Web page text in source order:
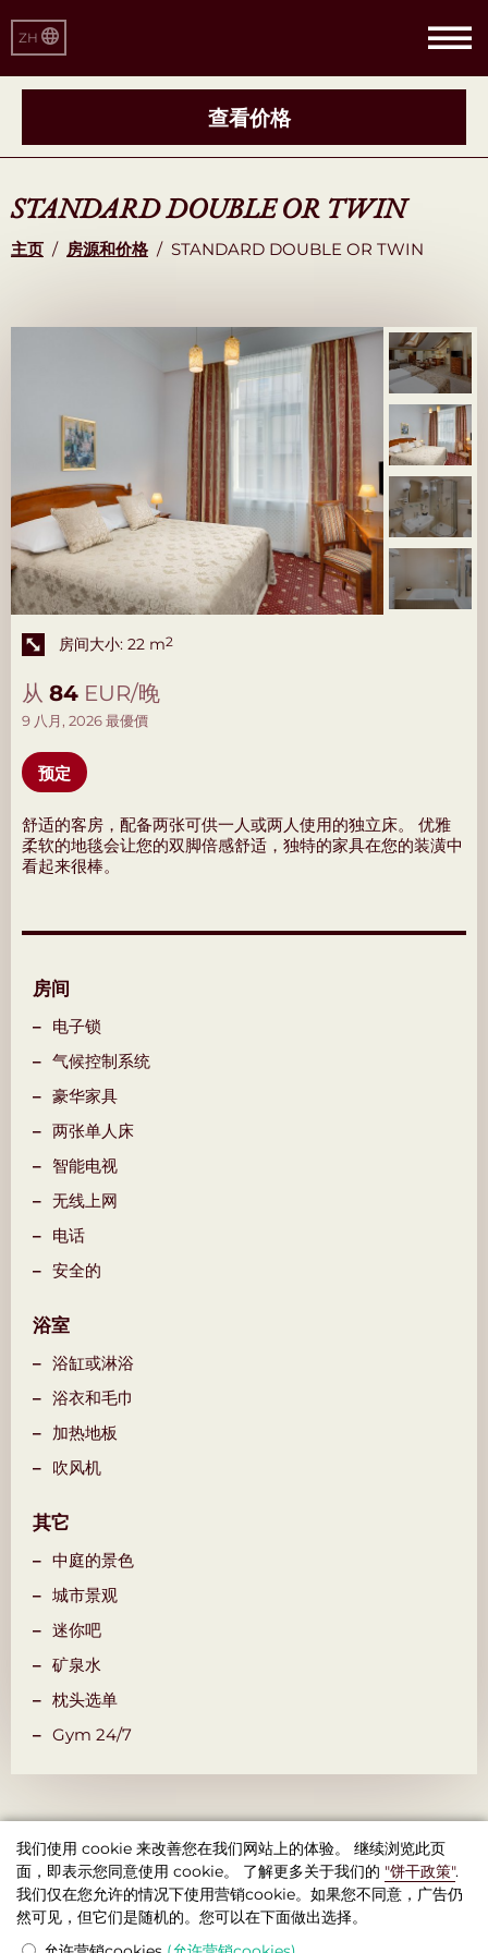
查看价格
ZH
STANDARD DOUBLE OR TWIN
主页 / 房源和价格 / STANDARD DOUBLE OR TWIN
舒适的客房，配备两张可供一人或两人使用的独立床。 优雅
柔软的地毯会让您的双脚倍感舒适，独特的家具在您的装潢中
看起来很棒。
房间大小: 22 m2
从 84 EUR/晚
9 八月, 2026 最優價
预定
房间
电子锁
气候控制系统
豪华家具
两张单人床
智能电视
无线上网
电话
安全的
浴室
浴缸或淋浴
浴衣和毛巾
加热地板
吹风机
其它
中庭的景色
城市景观
迷你吧
矿泉水
枕头选单
Gym 24/7
精品酒店 Seven Days (七日精品酒店) , 布拉格
我们使用 cookie 来改善您在我们网站上的体验。 继续浏览此页
面，即表示您同意使用 cookie。 了解更多关于我们的 "饼干政策".
我们仅在您允许的情况下使用营销cookie。如果您不同意，广告仍
然可见，但它们是随机的。您可以在下面做出选择。